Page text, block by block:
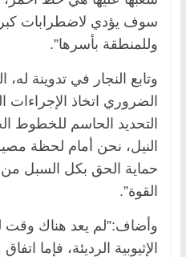
سوف يؤدي لاضطرابات
وللمنطقة بأسرها”.
وتابع النجار في تدوينة له،
الضروري اتخاذ الإجراءات
التحديد الحاسم للخطوط
النيل، نحن أمام لحظة
حماية الحق بكل السبل
القوة”.
وأضاف:”لم يعد هناك وقت
الإثيوبية الرديئة، فإما